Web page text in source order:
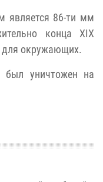
является 86-ти мм
конца XIX
для окружающих.
был уничтожен на